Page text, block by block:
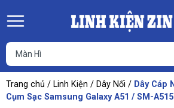
Trang chủ / Linh Kiện / Dây Nối / Dây Cáp
Cụm Sạc Samsung Galaxy A51 / SM-A515